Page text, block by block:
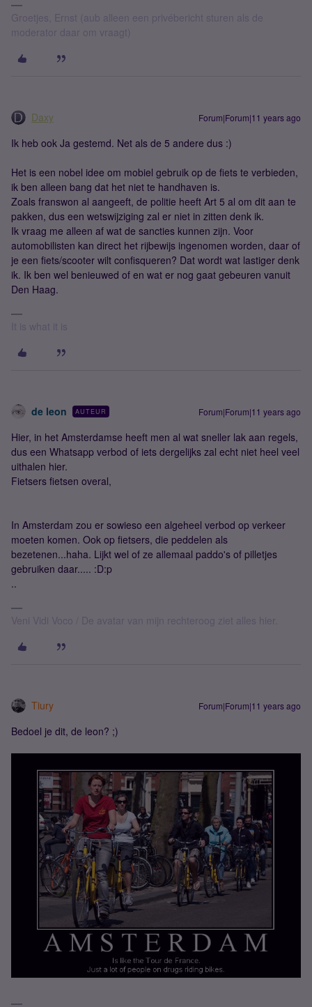
Groetjes, Ernst (aub alleen een privébericht sturen als de
moderator daar om vraagt)
Daxy Forum|Forum|11 years ago
Ik heb ook Ja gestemd. Net als de 5 andere dus :)
Het is een nobel idee om mobiel gebruik op de fiets te verbieden,
ik ben alleen bang dat het niet te handhaven is.
Zoals franswon al aangeeft, de politie heeft Art 5 al om dit aan te
pakken, dus een wetswijziging zal er niet in zitten denk ik.
Ik vraag me alleen af wat de sancties kunnen zijn. Voor
automobilisten kan direct het rijbewijs ingenomen worden, daar of
je een fiets/scooter wilt confisqueren? Dat wordt wat lastiger denk
ik. Ik ben wel benieuwed of en wat er nog gaat gebeuren vanuit
Den Haag.
It is what it is
de leon AUTEUR Forum|Forum|11 years ago
Hier, in het Amsterdamse heeft men al wat sneller lak aan regels,
dus een Whatsapp verbod of iets dergelijks zal echt niet heel veel
uithalen hier.
Fietsers fietsen overal,
In Amsterdam zou er sowieso een algeheel verbod op verkeer
moeten komen. Ook op fietsers, die peddelen als
bezetenen...haha. Lijkt wel of ze allemaal paddo's of pilletjes
gebruiken daar..... :D:p
..
Veni Vidi Voco / De avatar van mijn rechteroog ziet alles hier.
Tiury Forum|Forum|11 years ago
Bedoel je dit, de leon? ;)